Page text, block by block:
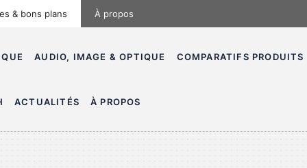
& bons plans À propos
AUDIO, IMAGE & OPTIQUE COMPARATIFS PRODUITS
ACTUALITÉS À PROPOS